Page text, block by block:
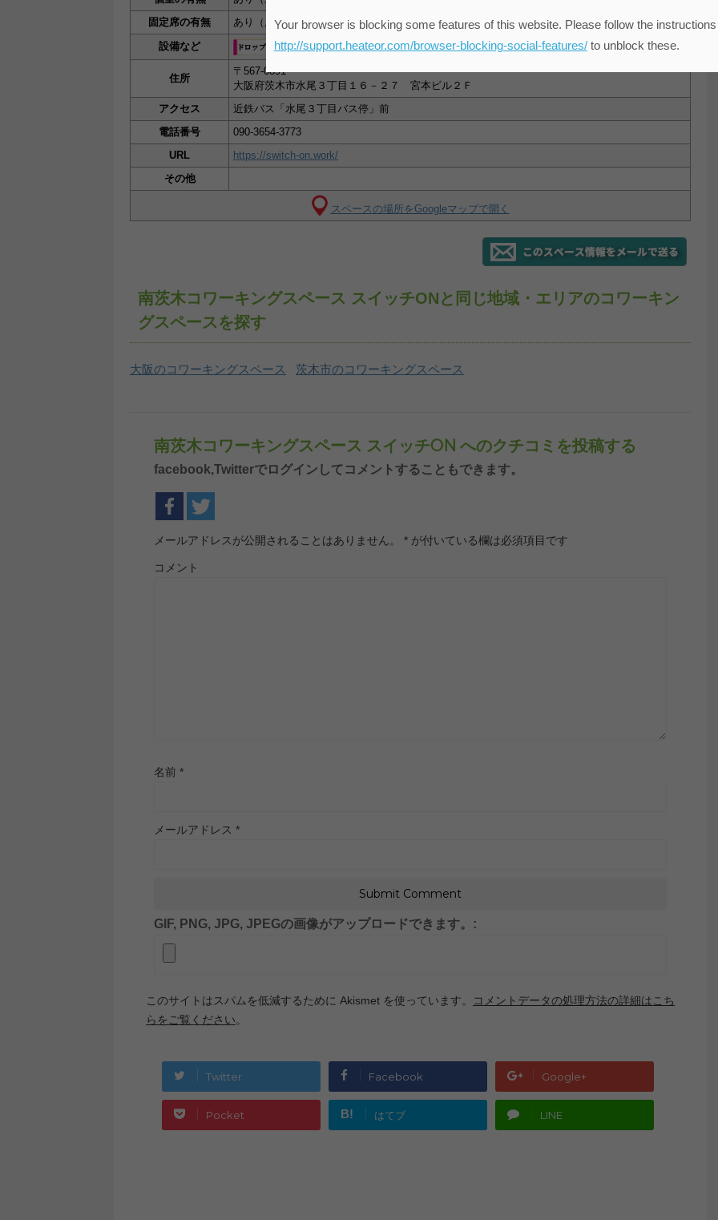
固定席の有無
あり（席）
設備など
住所
〒567-0891
大阪府茨木市水尾３丁目１６－２７ 宮本ビル２Ｆ
アクセス
近鉄バス「水尾３丁目バス停」前
電話番号
090-3654-3773
URL
https://switch-on.work/
その他
スペースの場所をGoogleマップで開く
南茨木コワーキングスペース スイッチONと同じ地域・エリアのコワーキン
グスペースを探す
大阪のコワーキングスペース 茨木市のコワーキングスペース
南茨木コワーキングスペース スイッチON へのクチコミを投稿する
facebook,Twitterでログインしてコメントすることもできます。
メールアドレスが公開されることはありません。 * が付いている欄は必須項目です
コメント
名前 *
メールアドレス *
GIF, PNG, JPG, JPEGの画像がアップロードできます。:
このサイトはスパムを低減するために Akismet を使っています。
コメントデータの処理方法の詳細はこち
らをご覧ください。
Twitter Facebook Google+
Pocket B! はてブ LINE
Your browser is blocking some features of this website. Please follow the
http://support.heateor.com/browser-blocking-social-features/to unblock these.